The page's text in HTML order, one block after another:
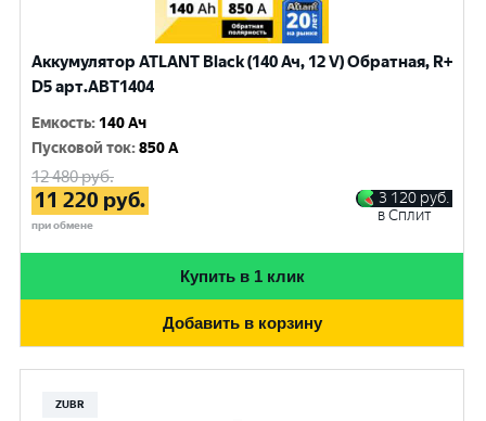
Аккумулятор ATLANT Black (140 Ач, 12 V) Обратная, R+
D5 арт.ABT1404
Емкость: 140 Ач
Пусковой ток:850 A
12 480руб.
11 220 руб.
при обмене
3 120 руб.
в Сплит
Купить в 1 клик
Добавить в корзину
ZUBR